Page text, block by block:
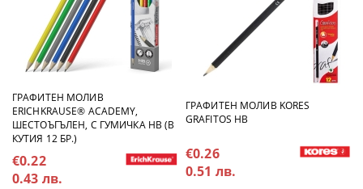
ГРАФИТЕН МОЛИВ
ERICHKRAUSE® ACADEMY,
ШЕСТОЪГЪЛЕН, С ГУМИЧКА HB (В
КУТИЯ 12 БР.)
€0.22
0.43 лв.
ГРАФИТЕН МОЛИВ KORES
GRAFITOS HB
€0.26
0.51 лв.